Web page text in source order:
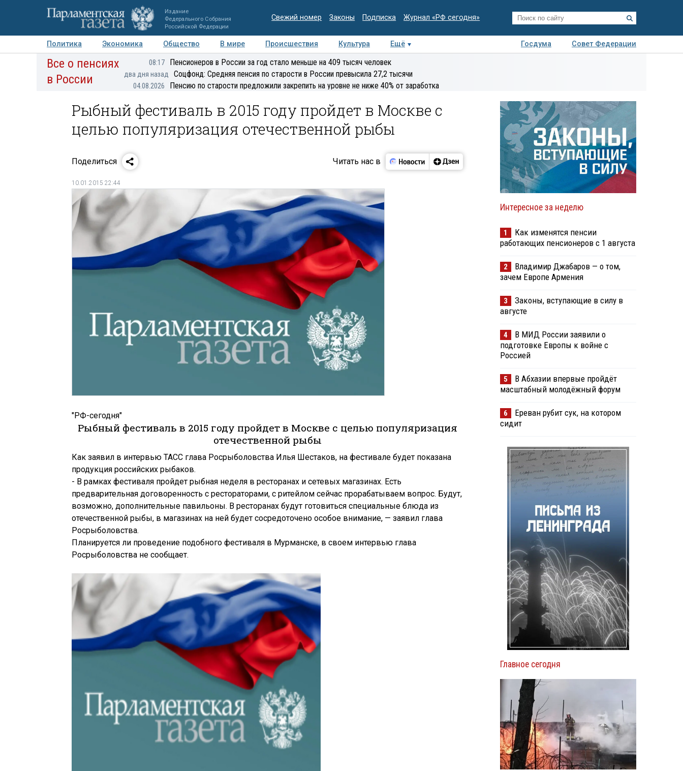
Издание
Федерального Собрания
Российской Федерации
Свежий номер Законы Подписка Журнал «РФ сегодня»
Политика Экономика Общество В мире Происшествия Культура Ещё Госдума
Совет Федерации
Авторы Персоны Мнения Регионы Медиацентр Интервью Колумнисты
Все о пенсиях
в России
08:17 Пенсионеров в России за год стало меньше на 409 тысяч человек
два дня назад Соцфонд: Средняя пенсия по старости в России превысила 27,2 тысячи
04.08.2026 Пенсию по старости предложили закрепить на уровне не ниже 40% от заработка
Рыбный фестиваль в 2015 году пройдет в Москве с
целью популяризация отечественной рыбы
Поделиться Читать нас в
10.01.2015 22:44
"РФ-сегодня"
Рыбный фестиваль в 2015 году пройдет в Москве с целью популяризация
отечественной рыбы
Как заявил в интервью ТАСС глава Росрыболовства Илья Шестаков, на фестивале будет показана
продукция российских рыбаков.
- В рамках фестиваля пройдет рыбная неделя в ресторанах и сетевых магазинах. Есть
предварительная договоренность с рестораторами, с ритейлом сейчас прорабатываем вопрос. Будут,
возможно, дополнительные павильоны. В ресторанах будут готовиться специальные блюда из
отечественной рыбы, в магазинах на ней будет сосредоточено особое внимание, — заявил глава
Росрыболовства.
Планируется ли проведение подобного фестиваля в Мурманске, в своем интервью глава
Росрыболовства не сообщает.
Интересное за неделю
1
Как изменятся пенсии
работающих пенсионеров с 1 августа
2
Владимир Джабаров — о том,
зачем Европе Армения
3
Законы, вступающие в силу в
августе
4
В МИД России заявили о
подготовке Европы к войне с
Россией
5
В Абхазии впервые пройдёт
масштабный молодёжный форум
6
Ереван рубит сук, на котором
сидит
Главное сегодня